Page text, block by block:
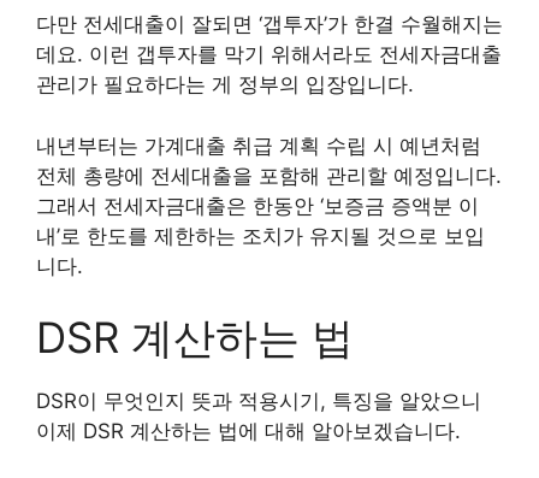
다만 전세대출이 잘되면 ‘갭투자’가 한결 수월해지는
데요. 이런 갭투자를 막기 위해서라도 전세자금대출
관리가 필요하다는 게 정부의 입장입니다.
내년부터는 가계대출 취급 계획 수립 시 예년처럼
전체 총량에 전세대출을 포함해 관리할 예정입니다.
그래서 전세자금대출은 한동안 ‘보증금 증액분 이
내’로 한도를 제한하는 조치가 유지될 것으로 보입
니다.
DSR 계산하는 법
DSR이 무엇인지 뜻과 적용시기, 특징을 알았으니
이제 DSR 계산하는 법에 대해 알아보겠습니다.